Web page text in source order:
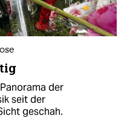
der
seit der
geschah.